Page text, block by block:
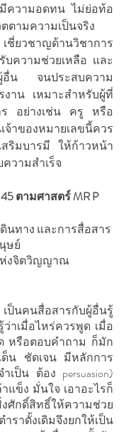
ความอดทน ไม่ย่อท้อ
ตามความเป็นจริง
ชี่ยวชาญด้านวิชาการ
บความช่วยเหลือ และ
อื่น จนประสบความ
งาน เหมาะสำหรับผู้ที่
ร อย่างเช่น ครู หรือ
าของหมายเลขนี้ควร
ริมบารมี ให้ก้าวหน้า
ความสำเร็จ
ตามศาสตร์ MR P
ดินทาง และการสื่อสาร
ษย์
ห่งจิตวิญญาณ
าเมื่อไหร่ควรพูด เมื่อ
หรือตอบคำถาม ก็มัก
ด็น ชัดเจน มีหลักการ
เป็น ต้อง persuasion)
แข็ง มั่นใจ เอาอะไรก็
ศักดิ์สิทธิ์ให้ความช่วย
าดั้งเดิมจึงยกให้เป็น